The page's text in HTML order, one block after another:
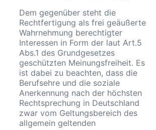
Dem gegenüber steht die
Rechtfertigung als frei geäußerte
Wahrnehmung berechtigter
Interessen in Form der laut Art.5
Abs.1 des Grundgesetzes
geschützten Meinungsfreiheit. Es
ist dabei zu beachten, dass die
Berufsehre und die soziale
Anerkennung nach der höchsten
Rechtsprechung in Deutschland
zwar vom Geltungsbereich des
allgemein geltenden